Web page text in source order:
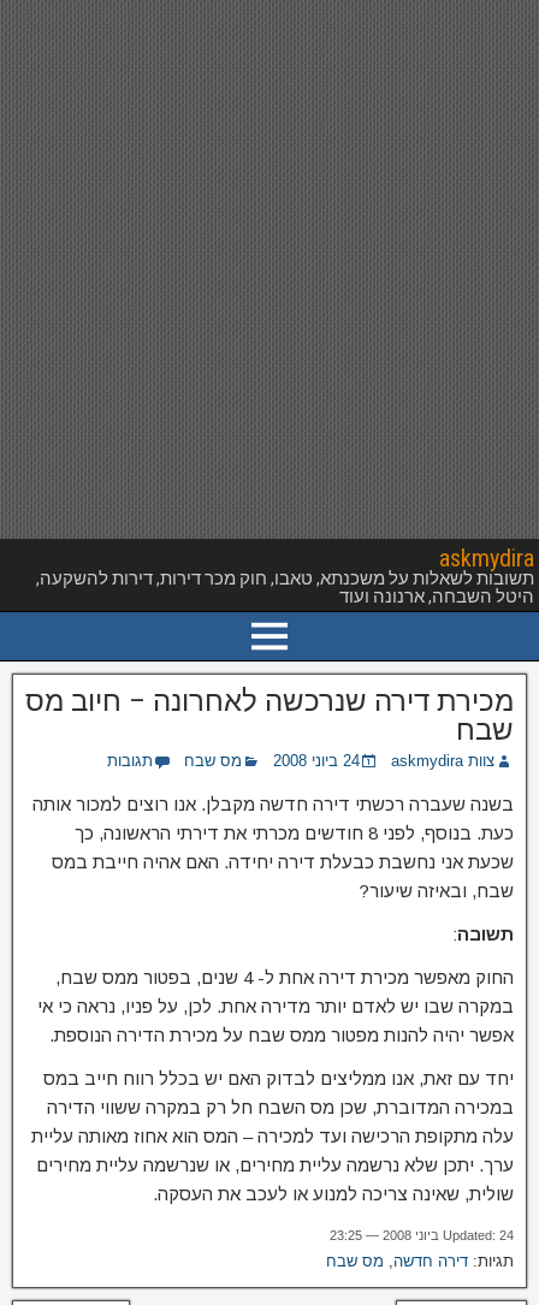
askmydira
תשובות לשאלות על משכנתא, טאבו, חוק מכר דירות, דירות להשקעה,
היטל השבחה, ארנונה ועוד
מכירת דירה שנרכשה לאחרונה – חיוב מס
שבח
צוות askmydira 24 ביוני 2008 מס שבח תגובות
בשנה שעברה רכשתי דירה חדשה מקבלן. אנו רוצים למכור אותה
כעת. בנוסף, לפני 8 חודשים מכרתי את דירתי הראשונה, כך
שכעת אני נחשבת כבעלת דירה יחידה. האם אהיה חייבת במס
שבח, ובאיזה שיעור?
תשובה:
החוק מאפשר מכירת דירה אחת ל- 4 שנים, בפטור ממס שבח,
במקרה שבו יש לאדם יותר מדירה אחת. לכן, על פניו, נראה כי אי
אפשר יהיה להנות מפטור ממס שבח על מכירת הדירה הנוספת.
יחד עם זאת, אנו ממליצים לבדוק האם יש בכלל רווח חייב במס
במכירה המדוברת, שכן מס השבח חל רק במקרה ששווי הדירה
עלה מתקופת הרכישה ועד למכירה – המס הוא אחוז מאותה עליית
ערך. יתכן שלא נרשמה עליית מחירים, או שנרשמה עליית מחירים
שולית, שאינה צריכה למנוע או לעכב את העסקה.
Updated: 24 ביוני 2008 — 23:25
תגיות: דירה חדשה, מס שבח